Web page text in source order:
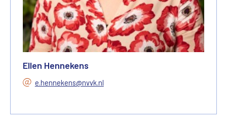
Ellen Hennekens
e.hennekens@nvvk.nl